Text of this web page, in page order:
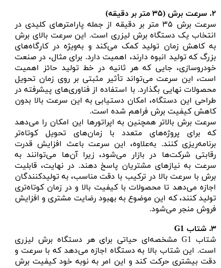
۲. سرعت برش (۳۵ متر بر دقیقه)
سرعت برش ۳۵ متر بر دقیقه از جمله پارامترهای کلیدی در
انتخاب یک دستگاه برش لیزری است. این سرعت بالای برش
به کاهش زمان تولید کمک می‌کند و به‌ویژه در کارگاه‌های
بزرگ که تولید انبوه دارند، اهمیت دارد. برای مثال، در صنعت
خودروسازی، جایی که هر ثانیه در خط تولید حائز اهمیت
است، این سرعت می‌تواند تأثیر مثبتی بر روی زمان تحویل
محصولات نهایی بگذارد. با استفاده از فناوری‌های پیشرفته در
طراحی این دستگاه، امکان دستیابی به این سرعت بالا بدون
کاهش کیفیت برش فراهم شده است.
سرعت برش بالاتر همچنین به اپراتورها این امکان را می‌دهد
که برای پروژه‌های متعدد با زمان‌های تحویل کوتاه‌تر
برنامه‌ریزی کنند. به‌علاوه، این سرعت باعث افزایش قدرت
رقابتی شرکت‌ها در بازار می‌شود، زیرا آن‌ها می‌توانند به
سرعت به نیازهای مشتریان پاسخ دهند. در نهایت، قابلیت
برش با سرعت بالا در ترکیب با دقت مناسب، به تولیدکنندگان
اجازه می‌دهد تا محصولات با کیفیت بالا و در زمان کوتاه‌تری
تولید کنند، که این موضوع به بهبود رضایت مشتری و افزایش
فروش منجر می‌شود.
۳. شتاب
شتاب G1 مشخصه‌ای حیاتی برای هر دستگاه برش لیزری
است. این شتاب بالا به دستگاه اجازه می‌دهد که با سرعت و
دقت بیشتری حرکت کند و این امر به نوبه خود کیفیت برش